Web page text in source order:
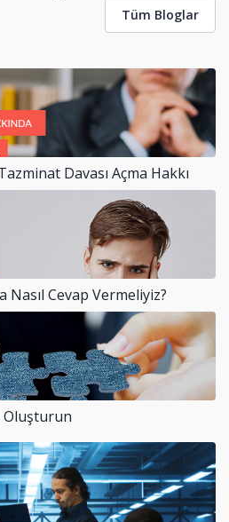
Tüm Bloglar
Davası Açma Hakkı
Cevap Vermeliyiz?